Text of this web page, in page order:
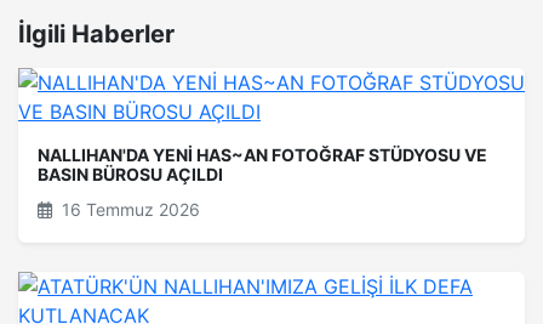
İlgili Haberler
NALLIHAN'DA YENİ HAS~AN FOTOĞRAF STÜDYOSU VE
BASIN BÜROSU AÇILDI
16 Temmuz 2026